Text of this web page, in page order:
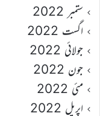
ستمبر 2022
اگست 2022
جولائی 2022
جون 2022
مئی 2022
اپریل 2022